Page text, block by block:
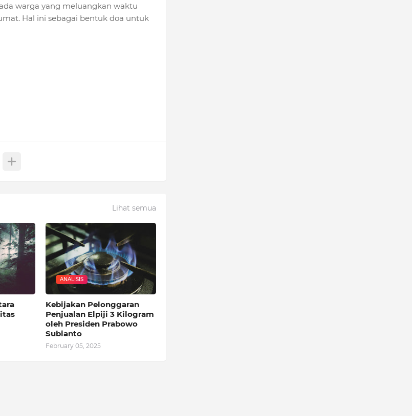
warga yang meluangkan waktu
Hal ini sebagai bentuk doa untuk
Lihat semua
ANALISIS
Kebijakan Pelonggaran
Penjualan Elpiji 3 Kilogram
oleh Presiden Prabowo
Subianto
February 05, 2025